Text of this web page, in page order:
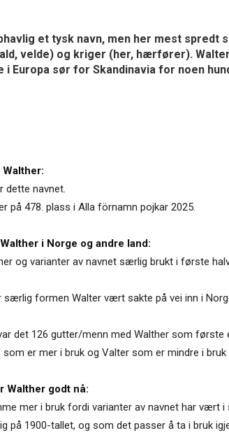
et tysk navn, men her mest spredt
velde) og kriger (her, hærfører).
Europa sør for Skandinavia for noen
dette navnet.
på 478. plass i Alla förnamn pojkar 2025.
i Norge og andre land:
og varianter av navnet særlig brukt i første
særlig formen Walter vært sakte på vei inn i
det 126 gutter/menn med Walther som
som er mer i bruk og Valter som er mindre i bruk
Walther godt nå:
mer i bruk fordi varianter av navnet har vært
på 1900-tallet, og som det passer å ta i bruk